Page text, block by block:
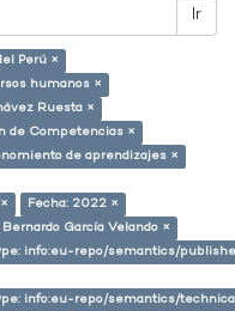
Ir
Perú ×
humanos ×
Ruesta ×
de Competencias ×
de aprendizajes ×
Fecha: 2022 ×
García Velando ×
info:eu-repo/semantics/
info:eu-repo/semantics/